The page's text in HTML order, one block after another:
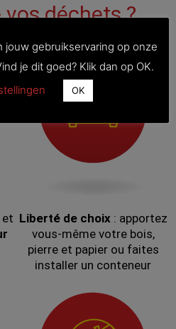
déchets ?
et Liberté de choix : apportez
vous-même votre bois,
pierre et papier ou faites
installer un conteneur
jouw gebruikservaring op onze
je dit goed? Klik dan op OK.
OK